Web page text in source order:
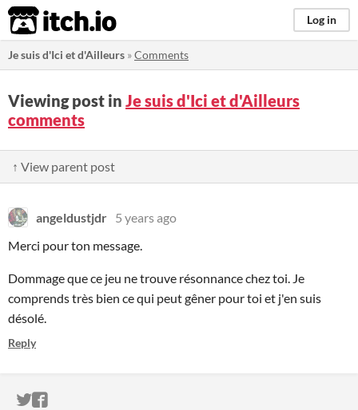
itch.io Log in
Je suis d'Ici et d'Ailleurs »Comments
Viewing post in Je suis d'Ici et d'Ailleurs
comments
↑ View parent post
angeldustjdr 5 years ago
Merci pour ton message.
Dommage que ce jeu ne trouve résonnance chez toi. Je
comprends très bien ce qui peut gêner pour toi et j'en suis
désolé.
Reply
ITCH.IO ON TWITTER
ITCH.IO ON FACEBOOK